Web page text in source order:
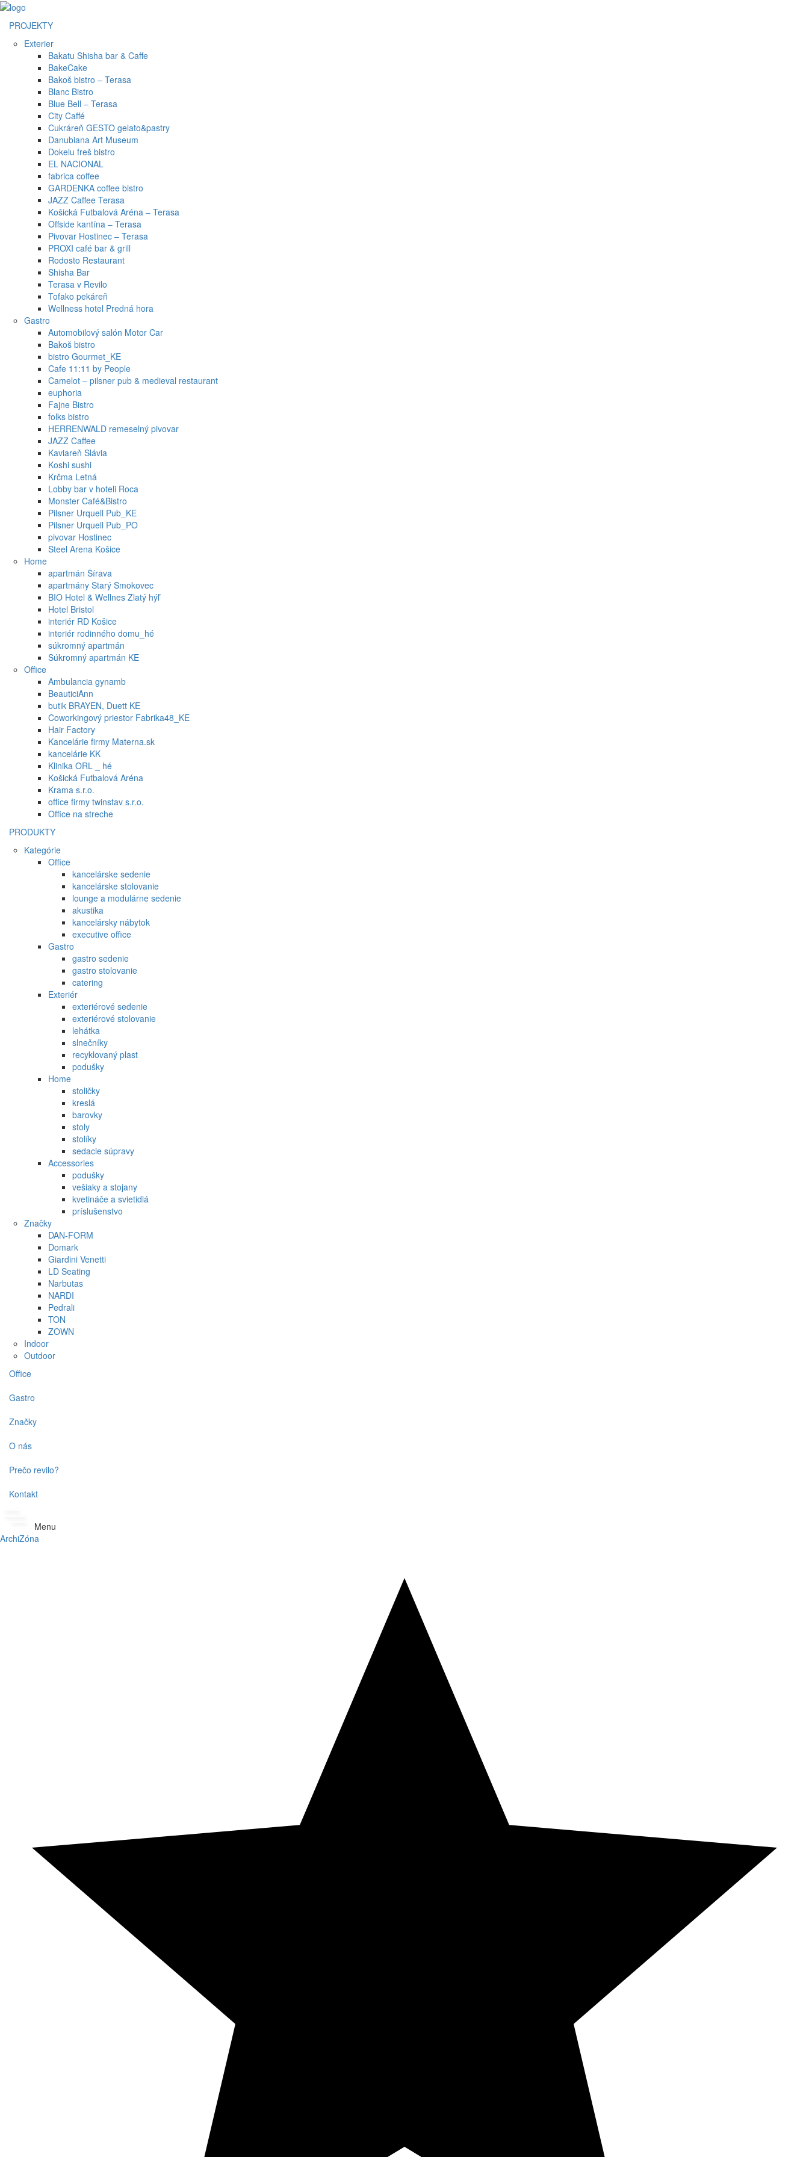
PROJEKTY
Exterier
Bakatu Shisha bar & Caffe
BakeCake
Bakoš bistro – Terasa
Blanc Bistro
Blue Bell – Terasa
City Caffé
Cukráreň GESTO gelato&pastry
Danubiana Art Museum
Dokelu freš bistro
EL NACIONAL
fabrica coffee
GARDENKA coffee bistro
JAZZ Caffee Terasa
Košická Futbalová Aréna – Terasa
Offside kantína – Terasa
Pivovar Hostinec – Terasa
PROXI café bar & grill
Rodosto Restaurant
Shisha Bar
Terasa v Revilo
Tofako pekáreň
Wellness hotel Predná hora
Gastro
Automobilový salón Motor Car
Bakoš bistro
bistro Gourmet_KE
Cafe 11:11 by People
Camelot – pilsner pub & medieval restaurant
euphoria
Fajne Bistro
folks bistro
HERRENWALD remeselný pivovar
JAZZ Caffee
Kaviareň Slávia
Koshi sushi
Krčma Letná
Lobby bar v hoteli Roca
Monster Café&Bistro
Pilsner Urquell Pub_KE
Pilsner Urquell Pub_PO
pivovar Hostinec
Steel Arena Košice
Home
apartmán Šírava
apartmány Starý Smokovec
BIO Hotel & Wellnes Zlatý hýľ
Hotel Bristol
interiér RD Košice
interiér rodinného domu_hé
súkromný apartmán
Súkromný apartmán KE
Office
Ambulancia gynamb
BeauticiAnn
butik BRAYEN, Duett KE
Coworkingový priestor Fabrika48_KE
Hair Factory
Kancelárie firmy Materna.sk
kancelárie KK
Klinika ORL _ hé
Košická Futbalová Aréna
Krama s.r.o.
office firmy twinstav s.r.o.
Office na streche
PRODUKTY
Kategórie
Office
kancelárske sedenie
kancelárske stolovanie
lounge a modulárne sedenie
akustika
kancelársky nábytok
executive office
Gastro
gastro sedenie
gastro stolovanie
catering
Exteriér
exteriérové sedenie
exteriérové stolovanie
lehátka
slnečníky
recyklovaný plast
podušky
Home
stoličky
kreslá
barovky
stoly
stolíky
sedacie súpravy
Accessories
podušky
vešiaky a stojany
kvetináče a svietidlá
príslušenstvo
Značky
DAN-FORM
Domark
Giardini Venetti
LD Seating
Narbutas
NARDI
Pedrali
TON
ZOWN
Indoor
Outdoor
Office
Gastro
Značky
O nás
Prečo revilo?
Kontakt
Menu
ArchiZóna